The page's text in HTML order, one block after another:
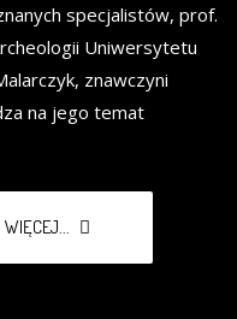
specjalistów, prof.
Uniwersytetu
znawczyni
na jego temat